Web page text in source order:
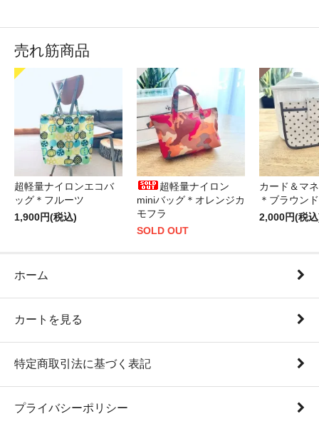
売れ筋商品
超軽量ナイロンエコバ
ッグ＊フルーツ
1,900円(税込)
超軽量ナイロン
miniバッグ＊オレンジカ
モフラ
SOLD OUT
カード＆マ
＊ブラウン
2,000円(税
ホーム
カートを見る
特定商取引法に基づく表記
プライバシーポリシー